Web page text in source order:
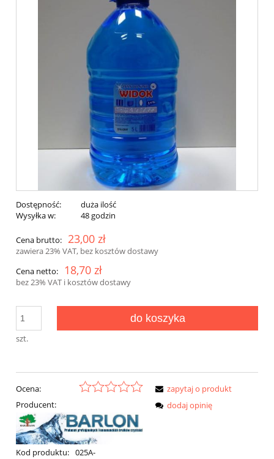
Dostępność:
duża ilość
Wysyłka w:
48 godzin
Cena brutto: 23,00 zł
zawiera 23% VAT, bez kosztów dostawy
Cena netto:
18,70 zł
bez 23% VAT i kosztów dostawy
szt.
do koszyka
Ocena:
Producent:
Kod produktu: 025A-
zapytaj o produkt
dodaj opinię